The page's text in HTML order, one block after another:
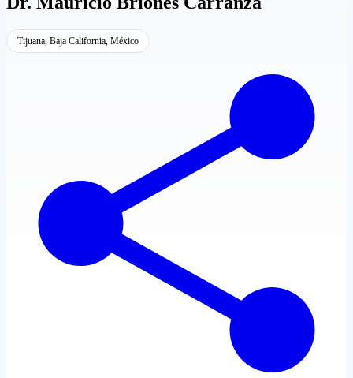
Tijuana, Baja California, México